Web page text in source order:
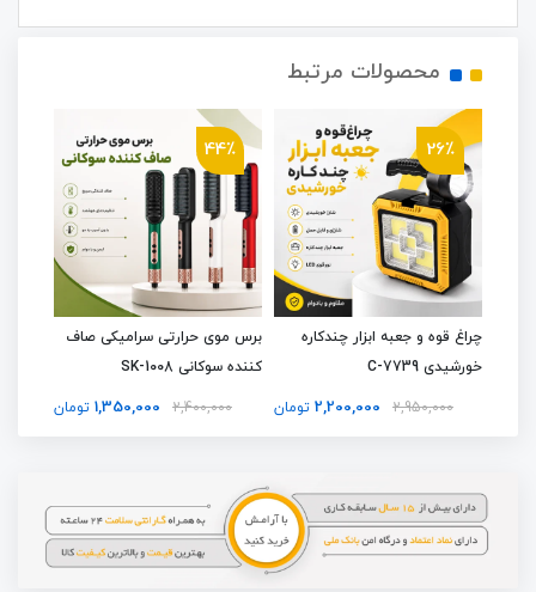
محصولات مرتبط
چراغ قوه و جعبه ابزار چندکاره
خورشیدی C-7739
2,950,000
26٪
2,200,000 تومان
برس موی حرارتی سرامیکی صاف
کننده سوکانی SK-1008
2,400,000
44٪
1,350,000 تومان